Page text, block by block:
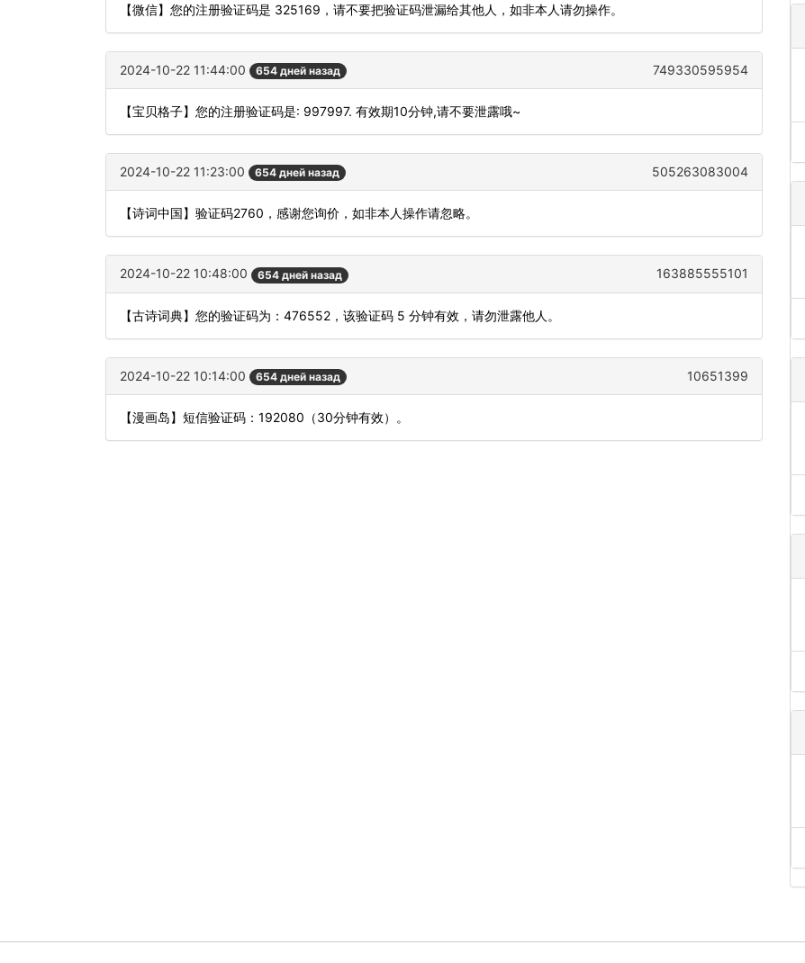
【微信】您的注册验证码是 325169，请不要把验证码泄漏给其他人，如非本人请勿操作。
2024-10-22 11:44:00 654 дней назад 749330595954
【宝贝格子】您的注册验证码是: 997997. 有效期10分钟,请不要泄露哦~
2024-10-22 11:23:00 654 дней назад 505263083004
【诗词中国】验证码2760，感谢您询价，如非本人操作请忽略。
2024-10-22 10:48:00 654 дней назад 163885555101
【古诗词典】您的验证码为：476552，该验证码 5 分钟有效，请勿泄露他人。
2024-10-22 10:14:00 654 дней назад 10651399
【漫画岛】短信验证码：192080（30分钟有效）。